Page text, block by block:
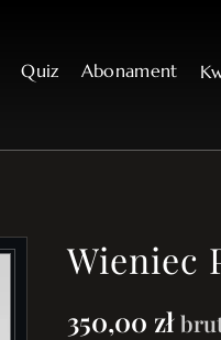
Quiz Abonament
Wieniec
350,00 zł